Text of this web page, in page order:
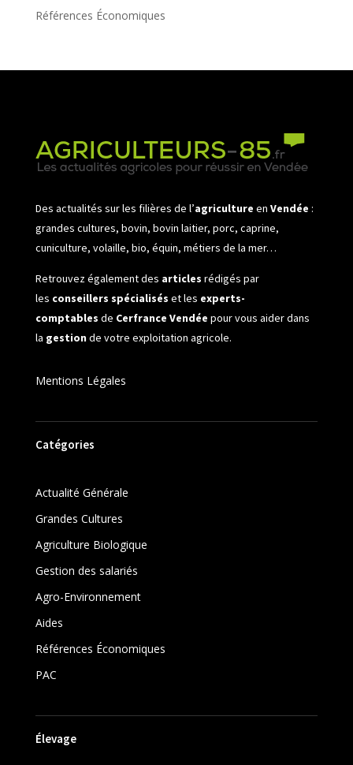
Références Économiques
Des actualités sur les filières de l’agriculture en Vendée :
grandes cultures, bovin, bovin laitier, porc, caprine,
cuniculture, volaille, bio, équin, métiers de la mer…
Retrouvez également des articles rédigés par
les conseillers spécialisés et les experts-
comptables de Cerfrance Vendée pour vous aider dans
la gestionde votre exploitation agricole.
Mentions Légales
Catégories
Actualité Générale
Grandes Cultures
Agriculture Biologique
Gestion des salariés
Agro-Environnement
Aides
Références Économiques
PAC
Élevage